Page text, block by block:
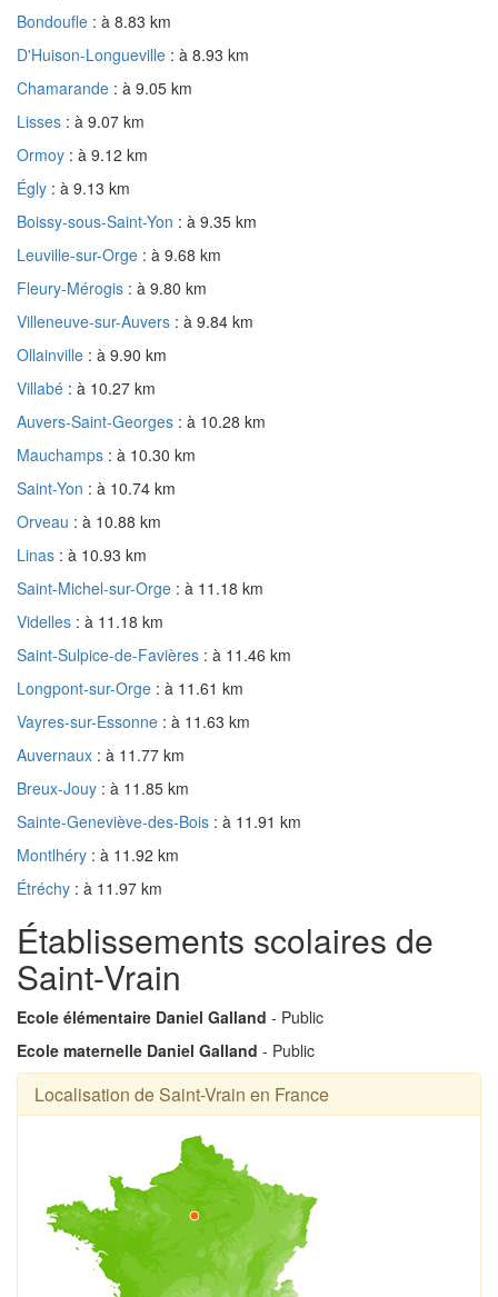
Bondoufle : à 8.83 km
D'Huison-Longueville : à 8.93 km
Chamarande : à 9.05 km
Lisses : à 9.07 km
Ormoy : à 9.12 km
Égly : à 9.13 km
Boissy-sous-Saint-Yon : à 9.35 km
Leuville-sur-Orge : à 9.68 km
Fleury-Mérogis : à 9.80 km
Villeneuve-sur-Auvers : à 9.84 km
Ollainville : à 9.90 km
Villabé : à 10.27 km
Auvers-Saint-Georges : à 10.28 km
Mauchamps : à 10.30 km
Saint-Yon : à 10.74 km
Orveau : à 10.88 km
Linas : à 10.93 km
Saint-Michel-sur-Orge : à 11.18 km
Videlles : à 11.18 km
Saint-Sulpice-de-Favières : à 11.46 km
Longpont-sur-Orge : à 11.61 km
Vayres-sur-Essonne : à 11.63 km
Auvernaux : à 11.77 km
Breux-Jouy : à 11.85 km
Sainte-Geneviève-des-Bois : à 11.91 km
Montlhéry : à 11.92 km
Étréchy : à 11.97 km
Établissements scolaires de
Saint-Vrain
Ecole élémentaire Daniel Galland - Public
Ecole maternelle Daniel Galland - Public
Localisation de Saint-Vrain en France